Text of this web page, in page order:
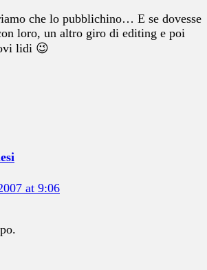
che lo pubblichino… E se dovesse
loro, un altro giro di editing e poi
lidi 😉
at 9:06